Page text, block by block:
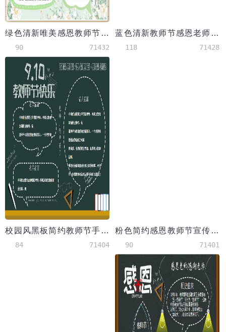
绿色清新唯美感恩教师节校园小报手抄报
90 71432
蓝色清新教师节感恩老师word手抄报
118 71428
校园风黑板简约教师节手抄报
84 71404
粉色简约感恩教师节宣传手抄报
90 71401